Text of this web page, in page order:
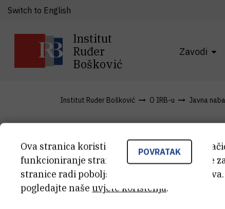
Institut
Ruđer
Bošković
Zavodi
Switch to English
Institut Ruđer Bošković O IRB-u Javna
9. izmjene
nabave
POVRATAK
Ova stranica koristi kolačiće. Neki od tih
funkcioniranje stranice, dok se drugi koriste
stranice radi poboljšanja korisničkog
pogledajte naše uvjete korištenja.